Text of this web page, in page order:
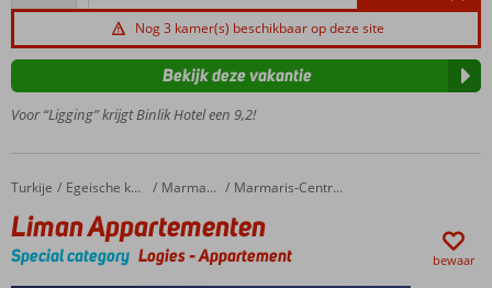
Familiehotel
Verzorgde
Nog 3 kamer(s) beschikbaar op deze site
Voor “Ligging” krijgt Binlik Hotel een 9,2!
Bekijk deze vakantie
Home
Turkije Egeische kust Marmaris Marmaris-Centrum
Liman Appartementen
Liman Appartementen
Special category Logies-Appartement bewaar